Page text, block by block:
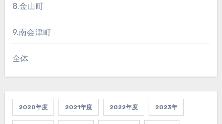
8.金山町
9.南会津町
全体
2020年度 2021年度 2022年度 2023年